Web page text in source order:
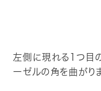
左側に現れる1つ目
ーゼルの角を曲がりま